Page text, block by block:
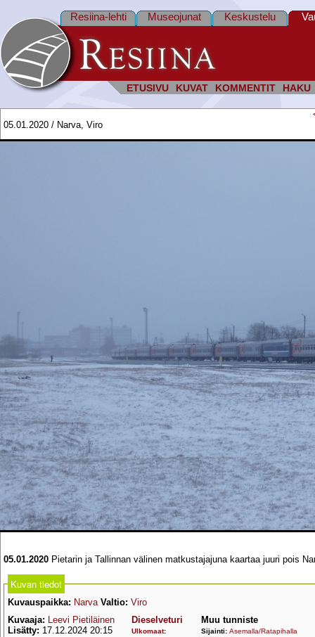
ETUSIVU KUVAT KOMMENTIT HAKU
Resiina-lehti Museojunat Keskustelu
05.01.2020 / Narva, Viro
05.01.2020 Pietarin ja Tallinnan välinen matkustajajuna kaartaa juuri pois
Kuvan tiedot
Kuvauspaikka: Narva Valtio: Viro
Kuvaaja: Leevi Pietiläinen
Lisätty: 17.12.2024 20:15
Dieselveturi
Ulkomaat:
Muu tunniste
Sijainti: Asemalla/Ratapihalla